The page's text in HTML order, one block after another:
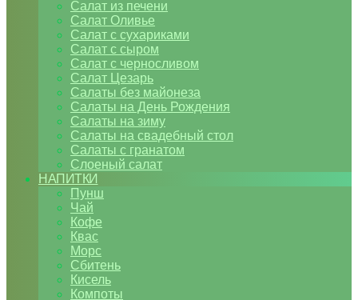
Салат из печени
Салат Оливье
Салат с сухариками
Салат с сыром
Салат с черносливом
Салат Цезарь
Салаты без майонеза
Салаты на День Рождения
Салаты на зиму
Салаты на свадебный стол
Салаты с гранатом
Слоеный салат
НАПИТКИ
Пунш
Чай
Кофе
Квас
Морс
Сбитень
Кисель
Компоты